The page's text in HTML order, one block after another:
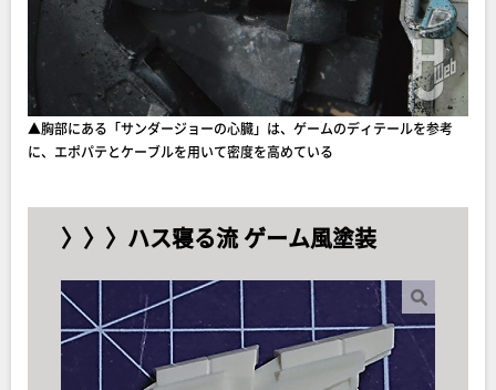
▲胸部にある「サンダージョーの心臓」は、ゲームのディテールを参考
に、エポパテとケーブルを用いて密度を高めている
〉〉〉ハス寝る流 ゲーム風塗装